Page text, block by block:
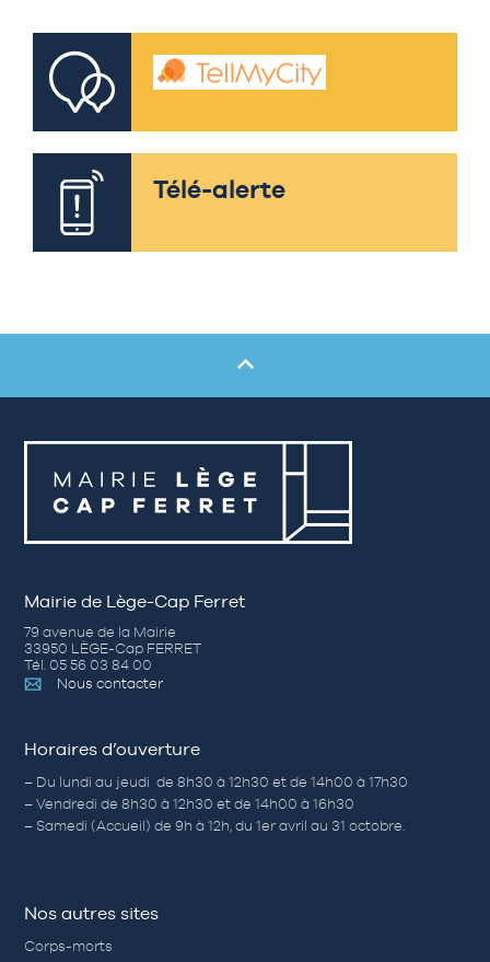
Télé-alerte
Mairie de Lège-Cap Ferret
79 avenue de la Mairie
33950 LÈGE-Cap FERRET
Tél. 05 56 03 84 00
Nous contacter
Horaires d’ouverture
– Du lundi au jeudi de 8h30 à 12h30 et de 14h00 à 17h30
– Vendredi de 8h30 à 12h30 et de 14h00 à 16h30
– Samedi (Accueil) de 9h à 12h, du 1er avril au 31 octobre.
Nos autres sites
Corps-morts